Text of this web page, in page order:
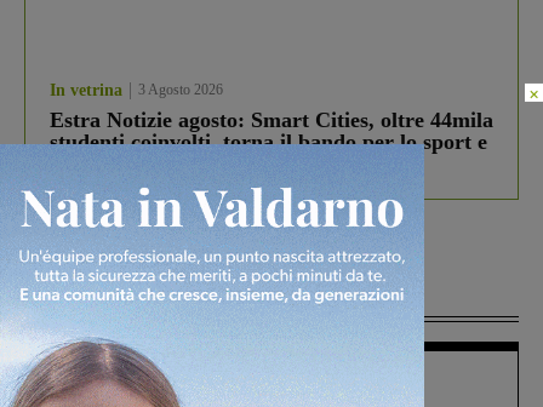
In vetrina 3 Agosto 2026
Estra Notizie agosto: Smart Cities, oltre 44mila
studenti coinvolti, torna il bando per lo sport e
Più lette
Figline Incisa Valdarno 1 Agosto 2026
×